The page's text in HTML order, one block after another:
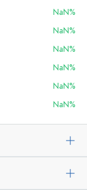
NaN%
NaN%
NaN%
NaN%
NaN%
NaN%